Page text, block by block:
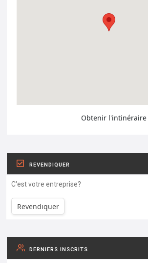
Obtenir l'intinéraire
REVENDIQUER
C'est votre entreprise?
Revendiquer
DERNIERS INSCRITS